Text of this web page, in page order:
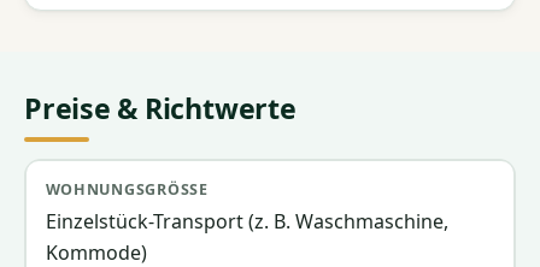
Preise & Richtwerte
Wohnungsgröße
Einzelstück-Transport (z. B. Waschmaschine,
Kommode)